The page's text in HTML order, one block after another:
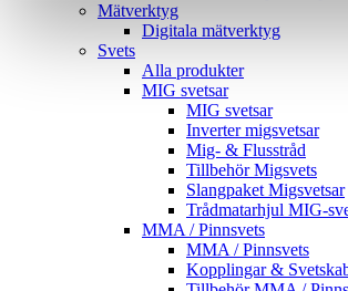
Mätverktyg
Digitala mätverktyg
Svets
Alla produkter
MIG svetsar
MIG svetsar
Inverter migsvetsar
Mig- & Flusstråd
Tillbehör Migsvets
Slangpaket Migsvetsar
Trådmatarhjul MIG-
MMA / Pinnsvets
MMA / Pinnsvets
Kopplingar &